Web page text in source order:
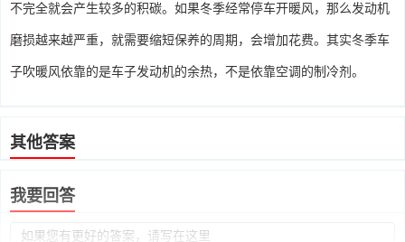
不完全就会产生较多的积碳。如果冬季经常停车开暖风，那么发动机
磨损越来越严重，就需要缩短保养的周期，会增加花费。其实冬季车
子吹暖风依靠的是车子发动机的余热，不是依靠空调的制冷剂。
其他答案
我要回答